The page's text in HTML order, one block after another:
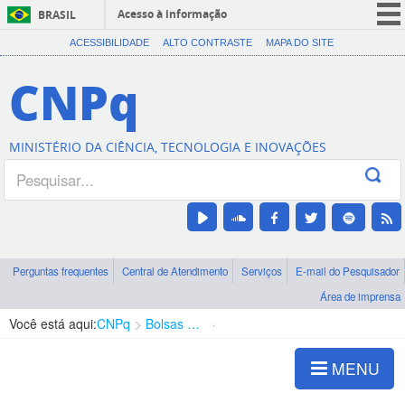
BRASIL
Acesso à informação
CORONAVÍRUS (COVID-19)
Canais
ACESSIBILIDADE ALTO CONTRASTE MAPA DO SITE
CNPq
MINISTÉRIO DA CIÊNCIA, TECNOLOGIA E INOVAÇÕES
Perguntas frequentes Central de Atendimento Serviços
E-mail do Pesquisador
Área de imprensa
Você está aqui:CNPq Bolsas e Auxílios Vigentes
MENU